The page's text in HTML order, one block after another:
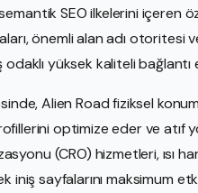
SEO ilkelerini içeren
önemli alan adı
yüksek kaliteli bağlantı
Alien Road fiziksel
optimize eder ve atıf
(CRO) hizmetleri, ısı
iniş sayfalarını maksimum